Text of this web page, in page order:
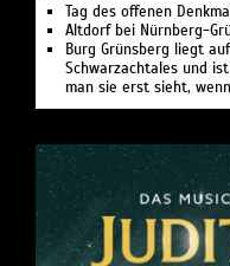
Tag des offenen
Altdorf bei Nürnberg-
Burg Grünsberg liegt
Schwarzachtales und
man sie erst sieht,